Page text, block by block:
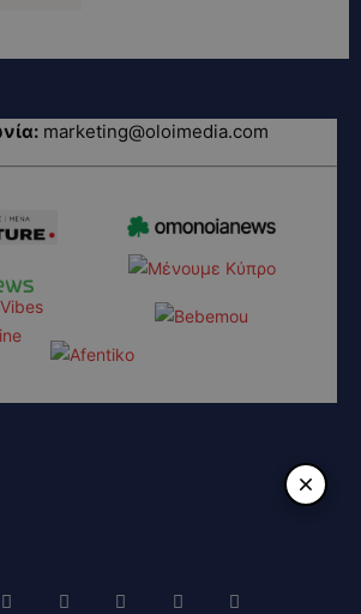
marketing@oloimedia.com